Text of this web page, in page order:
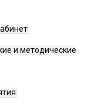
и методические